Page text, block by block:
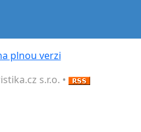
plnou verzi
s.r.o. •